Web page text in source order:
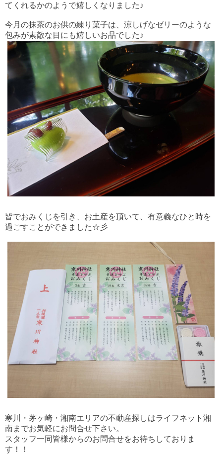
てくれるかのようで嬉しくなりました♪
今月の抹茶のお供の練り菓子は、涼しげなゼリーのような
包みが素敵な目にも嬉しいお品でした♪
皆でおみくじを引き、お土産を頂いて、有意義なひと時を
過ごすことができました☆彡
寒川・茅ヶ崎・湘南エリアの不動産探しはライフネット湘
南までお気軽にお問合せ下さい。
スタッフ一同皆様からのお問合せをお待ちしておりま
す！！